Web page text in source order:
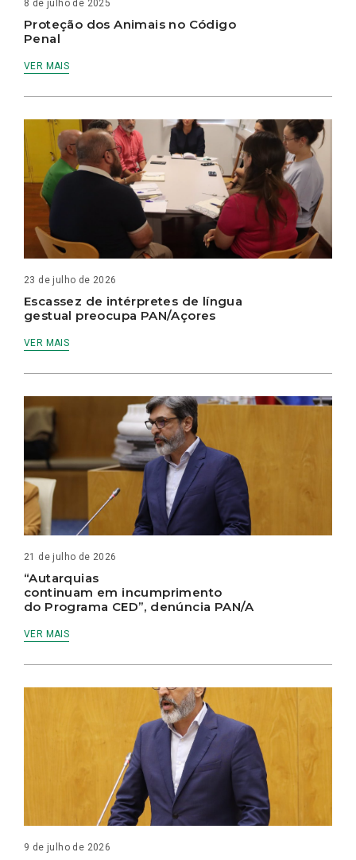
8 de julho de 2025
Proteção dos Animais no Código
Penal
VER MAIS
23 de julho de 2026
Escassez de intérpretes de língua
gestual preocupa PAN/Açores
VER MAIS
21 de julho de 2026
“Autarquias
continuam em incumprimento
do Programa CED”, denúncia PAN/A
VER MAIS
9 de julho de 2026